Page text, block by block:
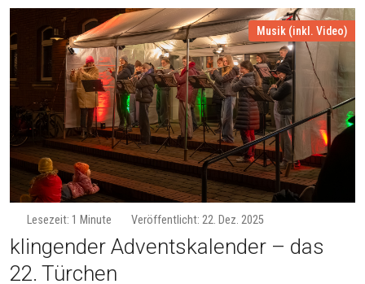
Musik (inkl. Video)
Lesezeit: 1 Minute Veröffentlicht: 22. Dez. 2025
klin­gen­der Ad­vents­ka­len­der – das
22. Tür­chen